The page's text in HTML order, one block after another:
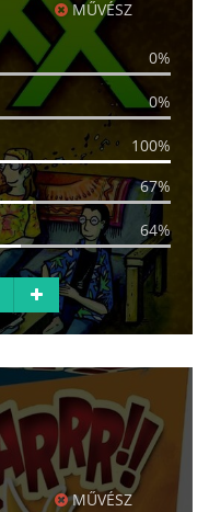
MŰVÉSZ
0%
0%
100%
67%
64%
MŰVÉSZ